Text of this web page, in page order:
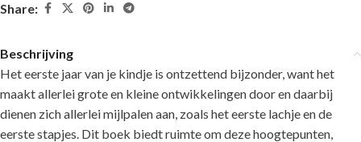
Share:
Beschrijving
Het eerste jaar van je kindje is ontzettend bijzonder, want het
maakt allerlei grote en kleine ontwikkelingen door en daarbij
dienen zich allerlei mijlpalen aan, zoals het eerste lachje en de
eerste stapjes. Dit boek biedt ruimte om deze hoogtepunten,